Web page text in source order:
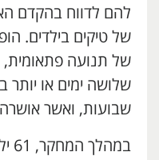
להם לדווח בהקדם
של טיקים בילדים.
של תנועה פתאומית,
שלושה ימים או
שבועות, ואשר